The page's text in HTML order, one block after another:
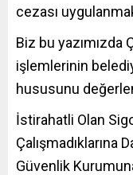
cezası
Biz bu yazımızda
işlemlerinin
hususunu
İstirahatli Olan
Çalışmadıklarına
Güvenlik